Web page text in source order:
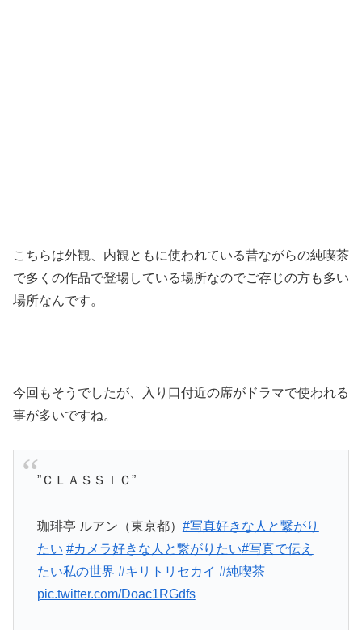
こちらは外観、内観ともに使われている昔ながらの純喫茶
で多くの作品で登場している場所なのでご存じの方も多い
場所なんです。
今回もそうでしたが、入り口付近の席がドラマで使われる
事が多いですね。
”ＣＬＡＳＳＩＣ”
珈琲亭 ルアン（東京都） #写真好きな人と繋がり
たい #カメラ好きな人と繋がりたい#写真で伝え
たい私の世界 #キリトリセカイ #純喫茶
pic.twitter.com/Doac1RGdfs